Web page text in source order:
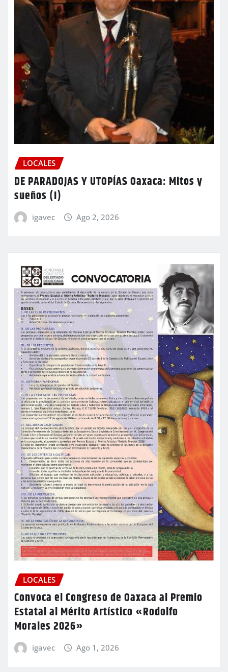
LOCALES
DE PARADOJAS Y UTOPÍAS Oaxaca: Mitos y
sueños (I)
igavec Ago 2, 2026
LOCALES
Convoca el Congreso de Oaxaca al Premio
Estatal al Mérito Artístico «Rodolfo
Morales 2026»
igavec Ago 1, 2026